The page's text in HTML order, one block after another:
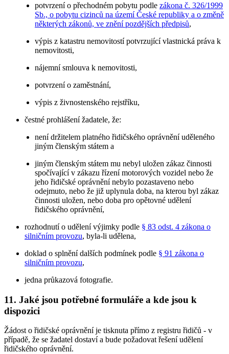
potvrzení o přechodném pobytu podlezákona č. 326/1999
Sb., o pobytu cizinců na území České republiky a o změně
některých zákonů, ve znění pozdějších předpisů,
výpis z katastru nemovitostí potvrzující vlastnická práva k
nemovitosti,
nájemní smlouva k nemovitosti,
potvrzení o zaměstnání,
výpis z živnostenského rejstříku,
čestné prohlášení žadatele, že:
není držitelem platného řidičského oprávnění uděleného
jiným členským státem a
jiným členským státem mu nebyl uložen zákaz činnosti
spočívající v zákazu řízení motorových vozidel nebo že
jeho řidičské oprávnění nebylo pozastaveno nebo
odejmuto, nebo že již uplynula doba, na kterou byl zákaz
činnosti uložen, nebo doba pro opětovné udělení
řidičského oprávnění,
rozhodnutí o udělení výjimky podle § 83 odst. 4 zákona o
silničním provozu, byla-li udělena,
doklad o splnění dalších podmínek podle § 91 zákona o
silničním provozu,
jedna průkazová fotografie.
11. Jaké jsou potřebné formuláře a kde jsou k
dispozici
Žádost o řidičské oprávnění je tisknuta přímo z registru řidičů - v
případě, že se žadatel dostaví a bude požadovat řešení udělení
řidičského oprávnění.